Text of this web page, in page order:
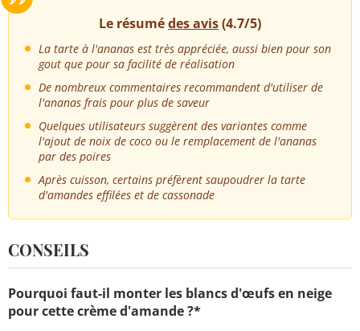
Le résumédes avis(4.7/5)
La tarte à l'ananas est très appréciée, aussi bien pour son
gout que pour sa facilité de réalisation
De nombreux commentaires recommandent d'utiliser de
l'ananas frais pour plus de saveur
Quelques utilisateurs suggèrent des variantes comme
l'ajout de noix de coco ou le remplacement de l'ananas
par des poires
Après cuisson, certains préfèrent saupoudrer la tarte
d'amandes effilées et de cassonade
CONSEILS
Pourquoi faut-il monter les blancs d'œufs en neige
pour cette crème d'amande ?*